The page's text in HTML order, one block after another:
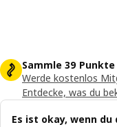
Sammle 39
Werde kostenlos
Entdecke, was du
Es ist okay, wenn